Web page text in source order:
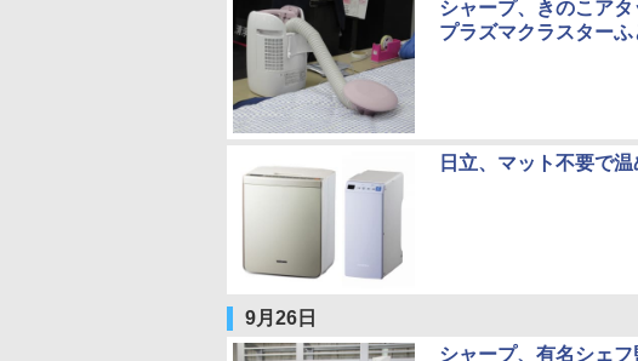
シャープ、きのこア
プラズマクラスター
日立、マット不要で
9月26日
シャープ、有名シェ